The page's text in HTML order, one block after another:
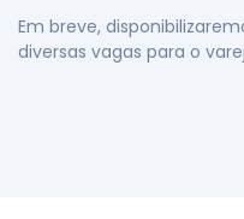
Em breve,
diversas vagas para o